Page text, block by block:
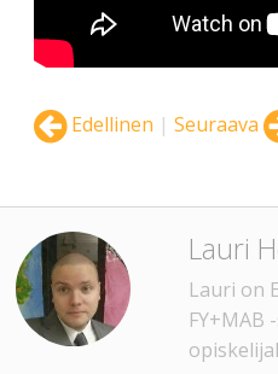
Edellinen | Seuraava
Lauri
Lauri on